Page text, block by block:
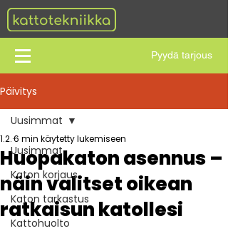
Pyydä tarjous
Päivitys
Uusimmat
Katon korjaus
Katon tarkastus
Kattohuolto
Uusimmat
Huopakaton asennus –
näin valitset oikean
ratkaisun katollesi
1.2.6 min käytetty lukemiseen